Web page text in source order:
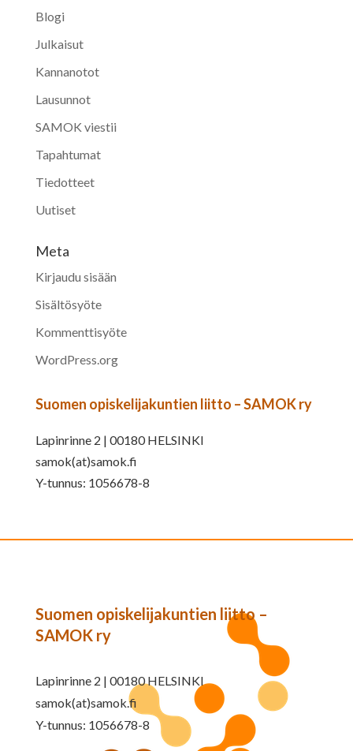
Blogi
Julkaisut
Kannanotot
Lausunnot
SAMOK viestii
Tapahtumat
Tiedotteet
Uutiset
Meta
Kirjaudu sisään
Sisältösyöte
Kommenttisyöte
WordPress.org
Suomen opiskelijakuntien liitto – SAMOK ry
Lapinrinne 2 | 00180 HELSINKI
samok(at)samok.fi
Y-tunnus: 1056678-8
Suomen opiskelijakuntien liitto –
SAMOK ry
Lapinrinne 2 | 00180 HELSINKI
samok(at)samok.fi
Y-tunnus: 1056678-8